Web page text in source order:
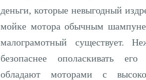
деньги, которые невыгодный
мойке мотора обычным
малограмотный существует.
безопаснее ополаскивать
обладают моторами с